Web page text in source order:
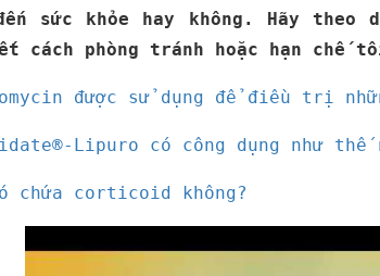
sức khỏe hay không. Hãy
cách phòng tránh hoặc hạn chế
được sử dụng để điều trị
Lipuro có công dụng như thế
chứa corticoid không?